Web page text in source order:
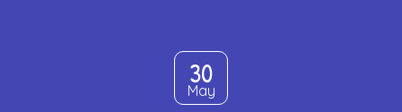
30
May